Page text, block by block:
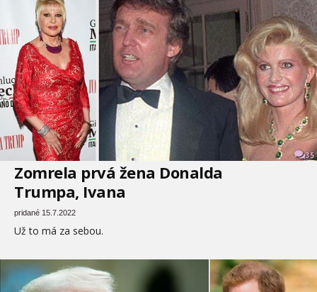
35
Zomrela prvá žena Donalda
Trumpa, Ivana
pridané 15.7.2022
Už to má za sebou.